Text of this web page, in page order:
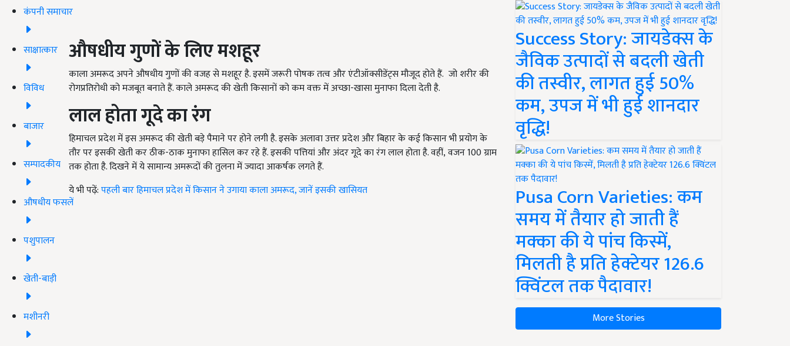
कंपनी समाचार
साक्षात्कार
विविध
बाजार
सम्पादकीय
औषधीय फसलें
पशुपालन
खेती-बाड़ी
मशीनरी
औषधीय गुणों के लिए मशहूर
काला अमरूद अपने औषधीय गुणों की वजह से मशहूर है. इसमें जरूरी पोषक तत्व और एंटीऑक्सीडेंट्स मौजूद होते हैं. जो शरीर की
रोगप्रतिरोधी को मजबूत बनाते हैं. काले अमरूद की खेती किसानों को कम वक्त में अच्छा-खासा मुनाफा दिला देती है.
लाल होता गूदे का रंग
हिमाचल प्रदेश में इस अमरूद की खेती बड़े पैमाने पर होने लगी है. इसके अलावा उत्तर प्रदेश और बिहार के कई किसान भी प्रयोग के
तौर पर इसकी खेती कर ठीक-ठाक मुनाफा हासिल कर रहे हैं. इसकी पत्तियां और अंदर गूदे का रंग लाल होता है. वहीं, वजन 100 ग्राम
तक होता है. दिखने में ये सामान्य अमरूदों की तुलना में ज्यादा आकर्षक लगते हैं.
ये भी पढ़ें:पहली बार हिमाचल प्रदेश में किसान ने उगाया काला अमरूद, जानें इसकी खासियत
Success Story: जायडेक्स के
जैविक उत्पादों से बदली खेती
की तस्वीर, लागत हुई 50%
कम, उपज में भी हुई शानदार
वृद्धि!
Pusa Corn Varieties: कम
समय में तैयार हो जाती हैं
मक्का की ये पांच किस्में,
मिलती है प्रति हेक्टेयर 126.6
क्विंटल तक पैदावार!
More Stories